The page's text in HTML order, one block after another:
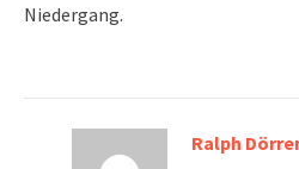
Niedergang.
Ralph